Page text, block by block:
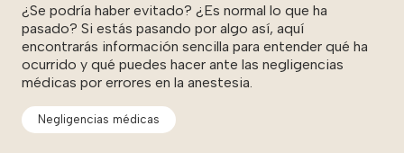
¿Se podría haber evitado? ¿Es normal lo que ha
pasado? Si estás pasando por algo así, aquí
encontrarás información sencilla para entender qué ha
ocurrido y qué puedes hacer ante las negligencias
médicas por errores en la anestesia.
Negligencias médicas